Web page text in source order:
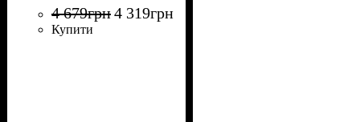
4 679грн4 319грн
Купити